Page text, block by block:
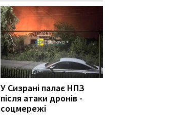
У Сизрані палає НПЗ
після атаки дронів -
соцмережі